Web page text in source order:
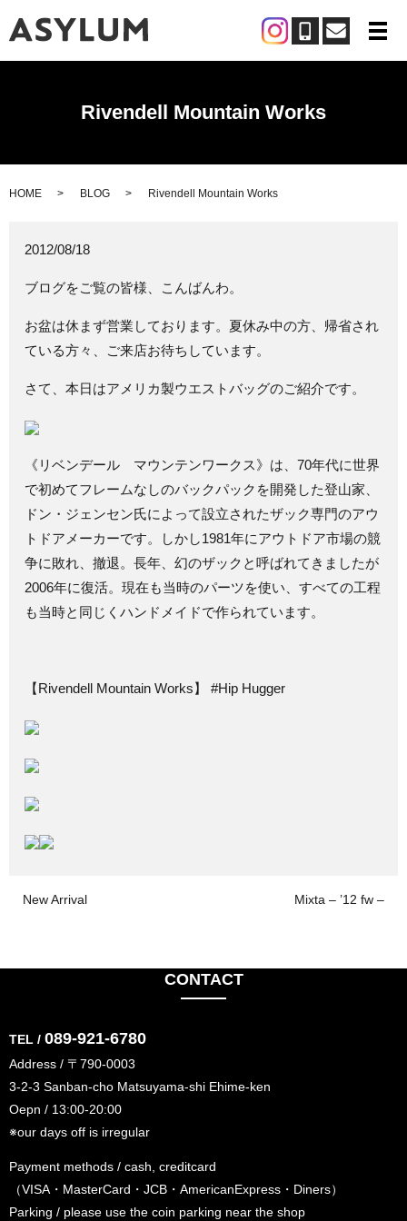
メ
Rivendell Mountain Works
HOME BLOG Rivendell Mountain Works
2012/08/18
ブログをご覧の皆様、こんばんわ。
お盆は休まず営業しております。夏休み中の方、帰省され
ている方々、ご来店お待ちしています。
さて、本日はアメリカ製ウエストバッグのご紹介です。
《リベンデール マウンテンワークス》は、70年代に世界
で初めてフレームなしのバックパックを開発した登山家、
ドン・ジェンセン氏によって設立されたザック専門のアウ
トドアメーカーです。しかし1981年にアウトドア市場の競
争に敗れ、撤退。長年、幻のザックと呼ばれてきましたが
2006年に復活。現在も当時のパーツを使い、すべての工程
も当時と同じくハンドメイドで作られています。
【Rivendell Mountain Works】 #Hip Hugger
New Arrival Mixta – ’12 fw –
CONTACT
TEL / 089-921-6780
Address / 〒790-0003
3-2-3 Sanban-cho Matsuyama-shi Ehime-ken
Oepn / 13:00-20:00
※our days off is irregular
Payment methods / cash, creditcard
（VISA・MasterCard・JCB・AmericanExpress・Diners）
Parking / please use the coin parking near the shop